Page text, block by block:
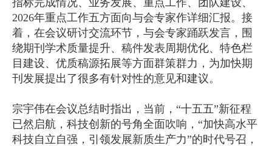
指标完成情况、业务发展、重点工作、团队建设、
2026年重点工作五方面向与会专家作详细汇报。接
着，在会议研讨交流环节，与会专家踊跃发言，围
绕期刊学术质量提升、稿件发表周期优化、特色栏
目建设、优质稿源拓展等方面群策群力，为加快期
刊发展提出了很多有针对性的意见和建议。
宗宇伟在会议总结时指出，当前，“十五五”新征程
已然启航，科技创新的号角全面吹响，“加快高水平
科技自立自强，引领发展新质生产力”的时代号召，